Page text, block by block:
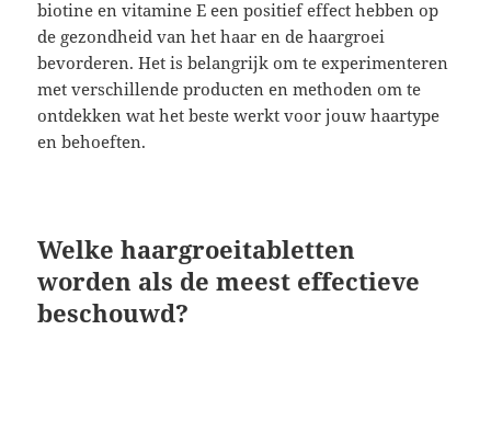
biotine en vitamine E een positief effect hebben op
de gezondheid van het haar en de haargroei
bevorderen. Het is belangrijk om te experimenteren
met verschillende producten en methoden om te
ontdekken wat het beste werkt voor jouw haartype
en behoeften.
Welke haargroeitabletten
worden als de meest effectieve
beschouwd?